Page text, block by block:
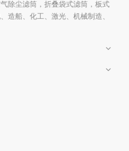
除尘滤筒，折叠袋式滤筒，板式
造船、化工、激光、机械制造、